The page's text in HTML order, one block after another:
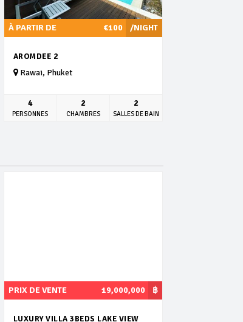
/NIGHT
À PARTIR DE €100
AROMDEE 2
Rawai, Phuket
4
PERSONNES
2
CHAMBRES
2
SALLES DE BAIN
฿
PRIX DE VENTE 19,000,000
LUXURY VILLA 3BEDS LAKE VIEW